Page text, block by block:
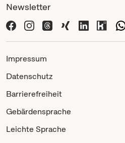
Newsletter
Impressum
Datenschutz
Barrierefreiheit
Gebärdensprache
Leichte Sprache